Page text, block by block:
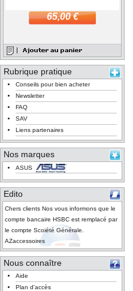
65,00 €
Rubrique pratique
Conseils pour bien acheter
Newsletter
FAQ
SAV
Liens partenaires
Nos marques
ASUS
Edito
Chers clients Nos vous informons que le
compte bancaire HSBC est remplacé par
le compte Scoiété Générale.
AZaccessoires
Nous connaître
Aide
Plan d'accès